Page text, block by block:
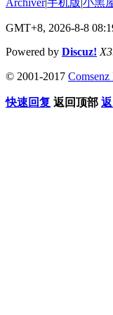
GMT+8, 2026-8-8
Powered by Discuz!
© 2001-2017 Comsenz
快速回复 返回顶部